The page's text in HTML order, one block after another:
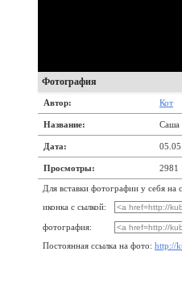
Фотография
Автор: Кот
Название: Саша
Дата:
Просмотры: 2981
Для вставки фотографии у себя на
иконка с сылкой:
фотография:
Постоянная ссылка на фото: http://